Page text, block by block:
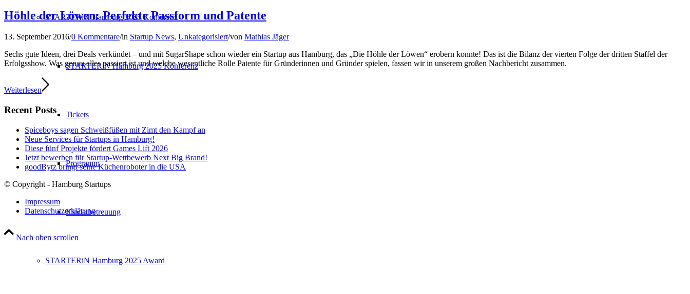
STARTERiN Hamburg 2025 Konferenz
STARTERiN Hamburg 2025 Konferenz
Tickets
Programm
Kinderbetreuung
STARTERiN Hamburg 2025 Award
Höhle der Löwen: Perfekte Passform und Patente
13. September 2016/0 Kommentare/in Startup News, Unkategorisiert/von Mathias Jäger
Sechs gute Ideen, drei Deals verkündet – und mit SugarShape schon wieder ein Startup aus Hamburg, das „Die Höhle der Löwen“ erobern konnte! Das ist die Bilanz der vierten Folge der dritten Staffel der
Erfolgsshow. Was genau alles passiert ist und welche wesentliche Rolle Patente für Gründerinnen und Gründer spielen, fassen wir in unserem großen Nachbericht zusammen.
Weiterlesen
Recent Posts
Spiceboys sagen Schweißfüßen mit Zimt den Kampf an
Neue Services für Startups in Hamburg!
Diese fünf Projekte fördert Games Lift 2026
Jetzt bewerben für Startup-Wettbewerb Next Big Brand!
goodBytz bringt seine Küchenroboter in die USA
© Copyright - Hamburg Startups
Impressum
Datenschutzerklärung
Nach oben scrollen